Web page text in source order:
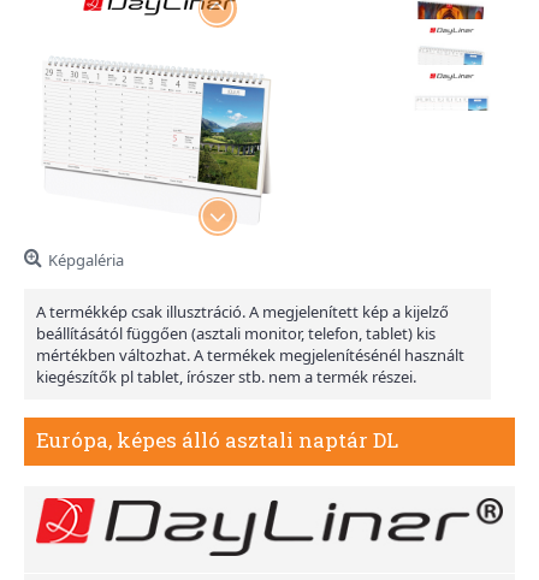
Képgaléria
A termékkép csak illusztráció. A megjelenített kép a kijelző
beállításától függően (asztali monitor, telefon, tablet) kis
mértékben változhat. A termékek megjelenítésénél használt
kiegészítők pl tablet, írószer stb. nem a termék részei.
Európa, képes álló asztali naptár DL